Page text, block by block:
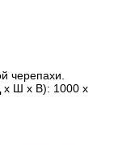
черепахи.
х Ш х В): 1000 х